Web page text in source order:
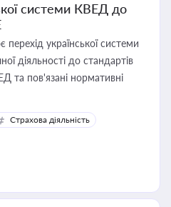
системи КВЕД до
української системи
діяльності до стандартів
та пов'язані нормативні
Страхова діяльність